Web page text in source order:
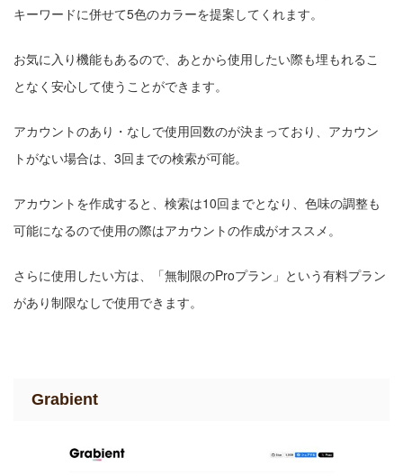
キーワードに併せて5色のカラーを提案してくれます。
お気に入り機能もあるので、あとから使用したい際も埋もれるこ
となく安心して使うことができます。
アカウントのあり・なしで使用回数のが決まっており、アカウン
トがない場合は、3回までの検索が可能。
アカウントを作成すると、検索は10回までとなり、色味の調整も
可能になるので使用の際はアカウントの作成がオススメ。
さらに使用したい方は、「無制限のProプラン」という有料プラン
があり制限なしで使用できます。
Grabient